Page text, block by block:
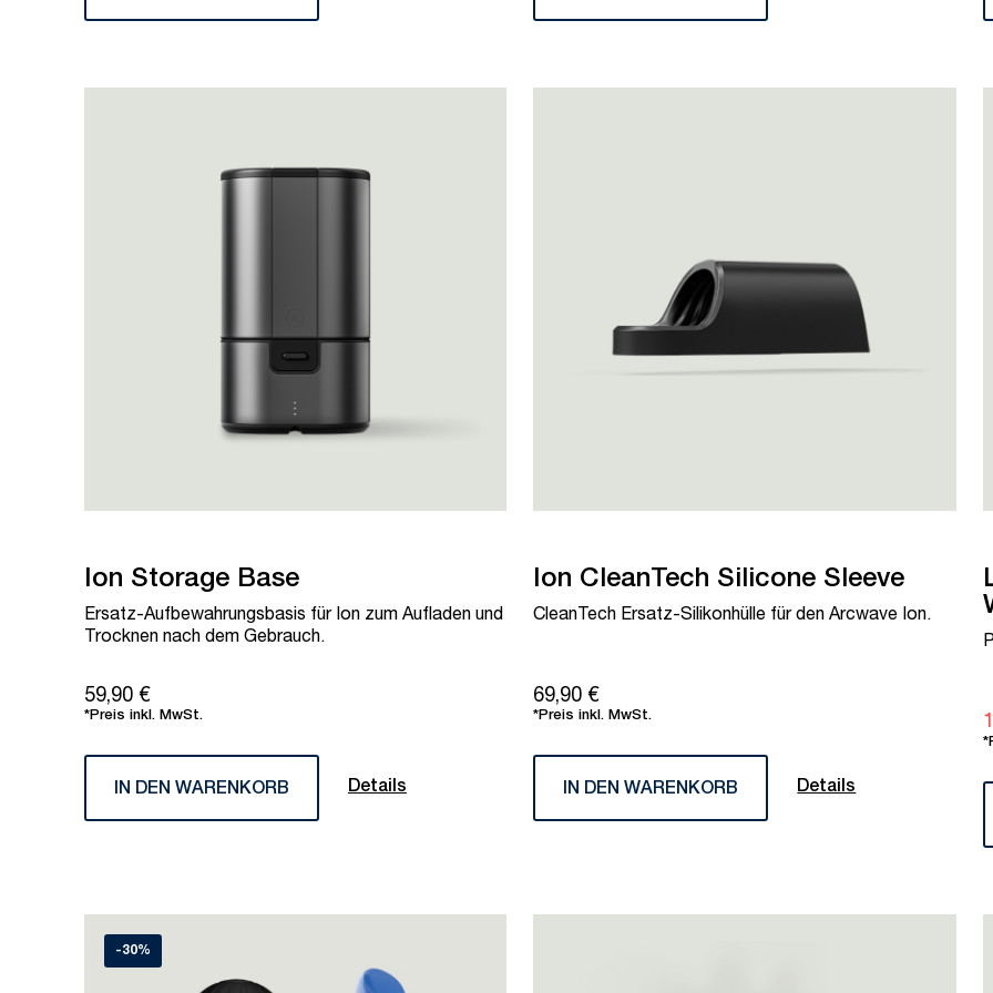
Ion Storage Base
Ersatz-Aufbewahrungsbasis für Ion zum Aufladen und
Trocknen nach dem Gebrauch.
59,90 €
*Preis inkl. MwSt.
IN DEN WARENKORB Details
Ion CleanTech Silicone Sleeve
CleanTech Ersatz-Silikonhülle für den Arcwave Ion.
69,90 €
*Preis inkl. MwSt.
IN DEN WARENKORB Details
-30%